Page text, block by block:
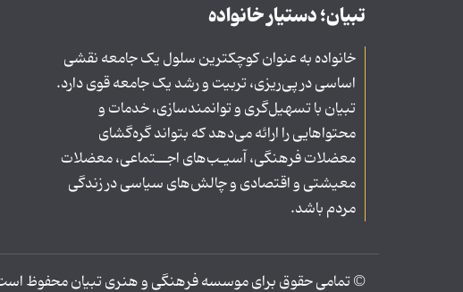
تبیان؛ دستیار خانواده
خانواده به عنوان کوچکترین سلول یک جامعه نقشی
اساسی در پی‌ریزی، تربیت و رشد یک جامعه قوی دارد.
تبیان با تسهیل‌گری و توانمندسازی، خدمات و
محتواهایی را ارائه می‌دهد که بتواند گره‌گشای
معضلات فرهنگی، آسیـب‌های اجــتماعی، معضلات
معیشتی و اقتصادی و چالش‌های سیاسی در زندگی
مردم باشد.
© تمامی حقوق برای موسسه فرهنگی و هنری تبیان محفوظ است